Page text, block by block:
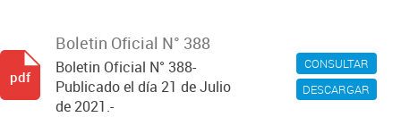
CONSULTAR
DESCARGAR
Boletin Oficial N° 388
Boletin Oficial N° 388-
Publicado el día 21 de Julio
de 2021.-
pdf